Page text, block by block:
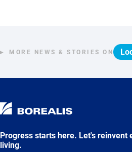
MORE NEWS & STORIES ON
Progress starts here. Let's
living.